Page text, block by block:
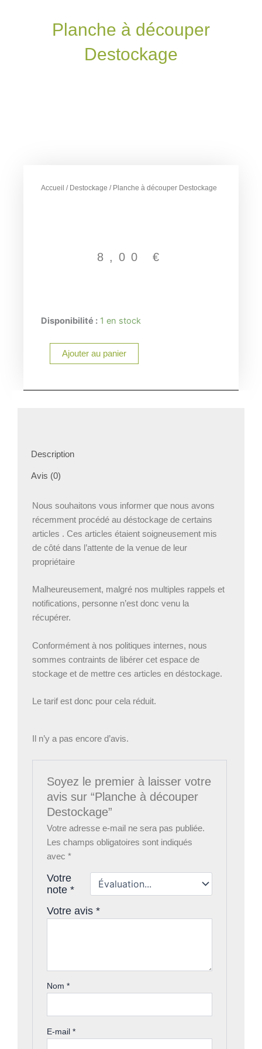
Planche à découper
Destockage
Accueil / Destockage / Planche à découper Destockage
8,00 €
Disponibilité : 1 en stock
quantité
Planche
découper
Ajouter au panier
Description
Avis (0)
Nous souhaitons vous informer que nous avons
récemment procédé au déstockage de certains
articles . Ces articles étaient soigneusement mis
de côté dans l’attente de la venue de leur
propriétaire
Malheureusement, malgré nos multiples rappels et
notifications, personne n’est donc venu la
récupérer.
Conformément à nos politiques internes, nous
sommes contraints de libérer cet espace de
stockage et de mettre ces articles en déstockage.
Le tarif est donc pour cela réduit.
Il n’y a pas encore d’avis.
Soyez le premier à laisser votre
avis sur “Planche à découper
Destockage”
Votre adresse e-mail ne sera pas publiée.
Les champs obligatoires sont indiqués
avec*
Votre
note*
Votre avis*
Nom*
E-mail*